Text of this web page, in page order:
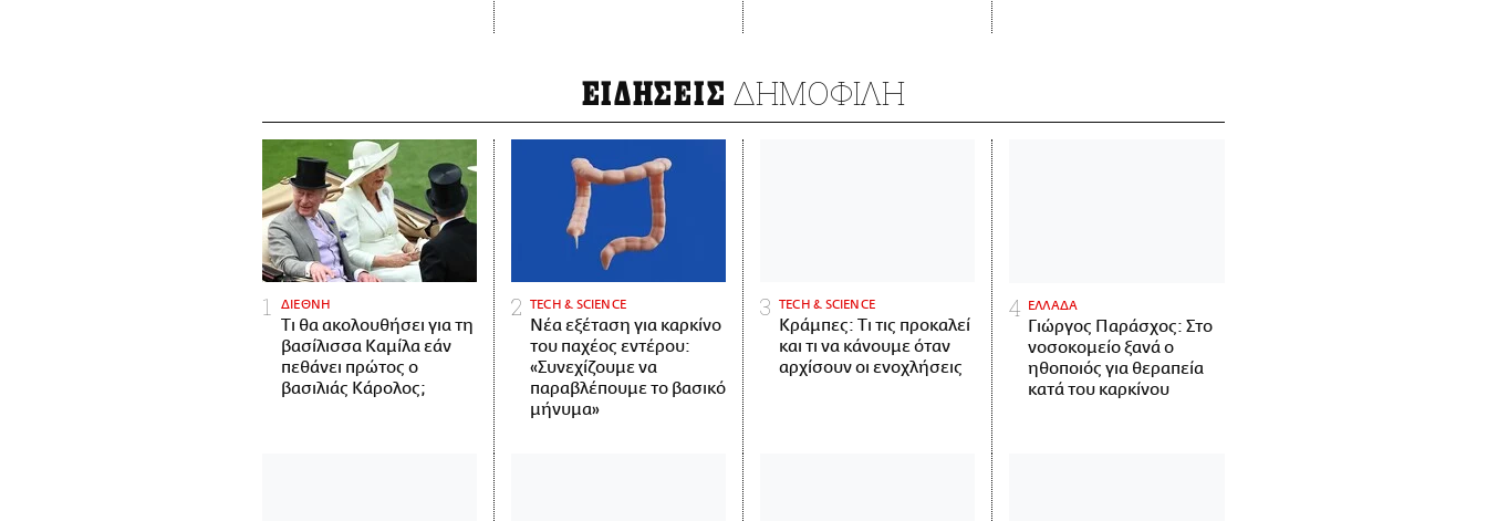
ΕΙΔΗΣΕΙΣ ΔΗΜΟΦΙΛΗ
ΔΙΕΘΝΗ
Τι θα ακολουθήσει για τη
βασίλισσα Καμίλα εάν
πεθάνει πρώτος ο
βασιλιάς Κάρολος;
ΤECH & SCIENCE
Νέα εξέταση για καρκίνο
του παχέος εντέρου:
«Συνεχίζουμε να
παραβλέπουμε το βασικό
μήνυμα»
ΤECH & SCIENCE
Κράμπες: Τι τις προκαλεί
και τι να κάνουμε όταν
αρχίσουν οι ενοχλήσεις
ΕΛΛΑΔΑ
Γιώργος Παράσχος: Στο
νοσοκομείο ξανά ο
ηθοποιός για θεραπεία
κατά του καρκίνου